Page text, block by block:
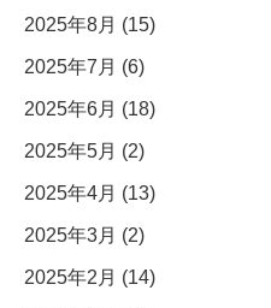
2025年8月 (15)
2025年7月 (6)
2025年6月 (18)
2025年5月 (2)
2025年4月 (13)
2025年3月 (2)
2025年2月 (14)